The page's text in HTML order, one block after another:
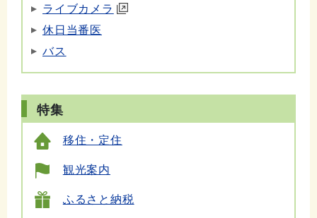
ライブカメラ
休日当番医
バス
特集
移住・定住
観光案内
ふるさと納税